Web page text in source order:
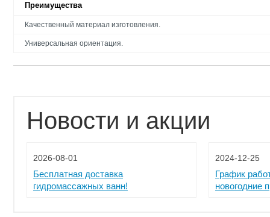
Преимущества
Качественный материал изготовления.
Универсальная ориентация.
Новости и акции
2026-08-01
Бесплатная доставка
гидромассажных ванн!
2024-12-25
График
новогодние